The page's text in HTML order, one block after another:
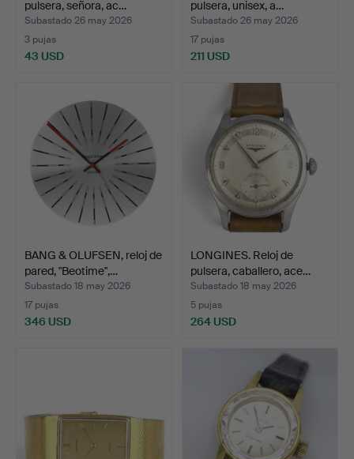
pulsera, señora, ac…
Subastado 26 may 2026
3 pujas
43 USD
pulsera, unisex, a…
Subastado 26 may 2026
17 pujas
211 USD
BANG & OLUFSEN, reloj de
pared, "Beotime",…
Subastado 18 may 2026
17 pujas
346 USD
LONGINES. Reloj de
pulsera, caballero, ace…
Subastado 18 may 2026
5 pujas
264 USD